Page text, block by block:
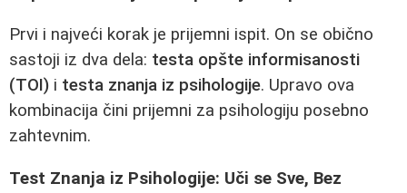
Prvi i najveći korak je prijemni ispit. On se obično
sastoji iz dva dela: testa opšte informisanosti
(TOI) i testa znanja iz psihologije. Upravo ova
kombinacija čini prijemni za psihologiju posebno
zahtevnim.
Test Znanja iz Psihologije: Uči se Sve, Bez